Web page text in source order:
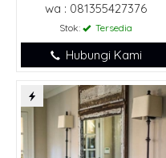
wa : 081355427376
Stok: Tersedia
Hubungi Kami